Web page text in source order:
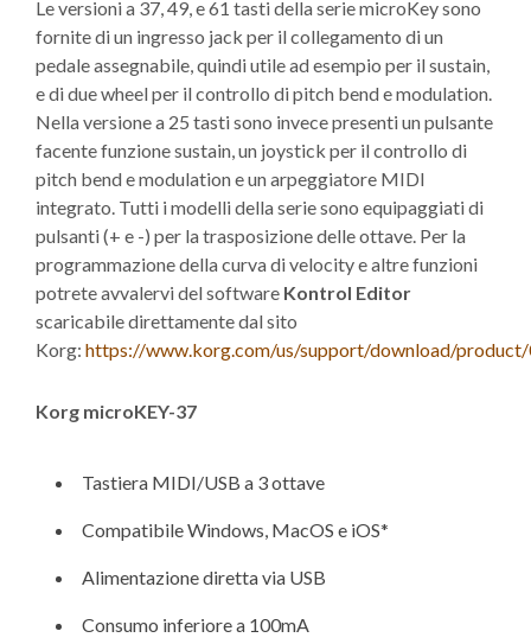
Le versioni a 37, 49, e 61 tasti della serie microKey sono
fornite di un ingresso jack per il collegamento di un
pedale assegnabile, quindi utile ad esempio per il sustain,
e di due wheel per il controllo di pitch bend e modulation.
Nella versione a 25 tasti sono invece presenti un pulsante
facente funzione sustain, un joystick per il controllo di
pitch bend e modulation e un arpeggiatore MIDI
integrato. Tutti i modelli della serie sono equipaggiati di
pulsanti (+ e -) per la trasposizione delle ottave. Per la
programmazione della curva di velocity e altre funzioni
potrete avvalervi del software Kontrol Editor
scaricabile direttamente dal sito
Korg: https://www.korg.com/us/support/download/
Korg microKEY-37
Tastiera MIDI/USB a 3 ottave
Compatibile Windows, MacOS e iOS*
Alimentazione diretta via USB
Consumo inferiore a 100mA